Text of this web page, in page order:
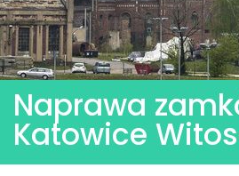
Naprawa
Katowice